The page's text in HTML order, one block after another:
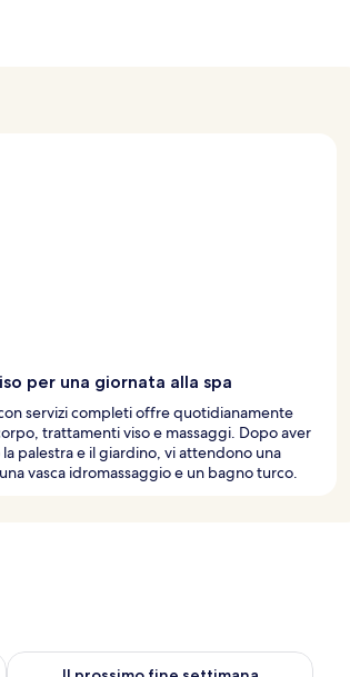
per una giornata alla spa
servizi completi offre quotidianamente
trattamenti viso e massaggi. Dopo aver
palestra e il giardino, vi attendono una
vasca idromassaggio e un bagno turco.
ago 7 - ago 9
Verifica la disponibilità per il prossimo